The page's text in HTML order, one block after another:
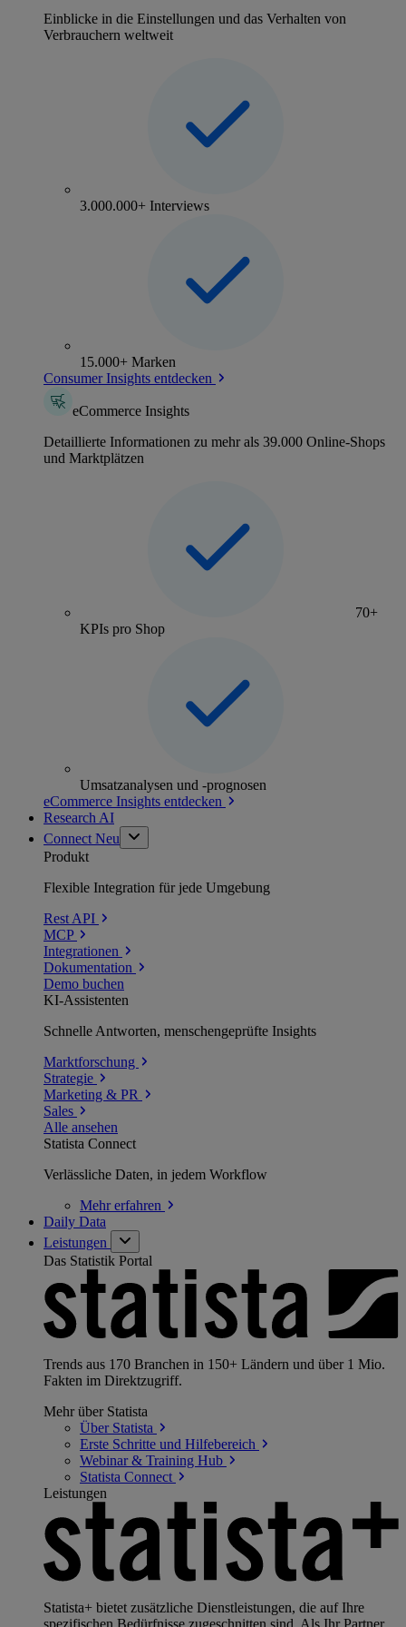
Einblicke in die Einstellungen und das Verhalten von
Verbrauchern weltweit
3.000.000+ Interviews
15.000+ Marken
Consumer Insights entdecken
eCommerce Insights
Detaillierte Informationen zu mehr als 39.000 Online-Shops
und Marktplätzen
70+
KPIs pro Shop
Umsatzanalysen und -prognosen
eCommerce Insights entdecken
Research AI
Connect Neu
Produkt
Flexible Integration für jede Umgebung
Rest API
MCP
Integrationen
Dokumentation
Demo buchen
KI-Assistenten
Schnelle Antworten, menschengeprüfte Insights
Marktforschung
Strategie
Marketing & PR
Sales
Alle ansehen
Statista Connect
Verlässliche Daten, in jedem Workflow
Mehrerfahren
Daily Data
Leistungen
Das Statistik Portal
Trends aus 170 Branchen in 150+ Ländern und über 1 Mio.
Fakten im Direktzugriff.
Mehr über Statista
Über Statista
Erste Schritte und Hilfebereich
Webinar & Training Hub
Statista Connect
Leistungen
Statista+ bietet zusätzliche Dienstleistungen, die auf Ihre
spezifischen Bedürfnisse zugeschnitten sind. Als Ihr Partner